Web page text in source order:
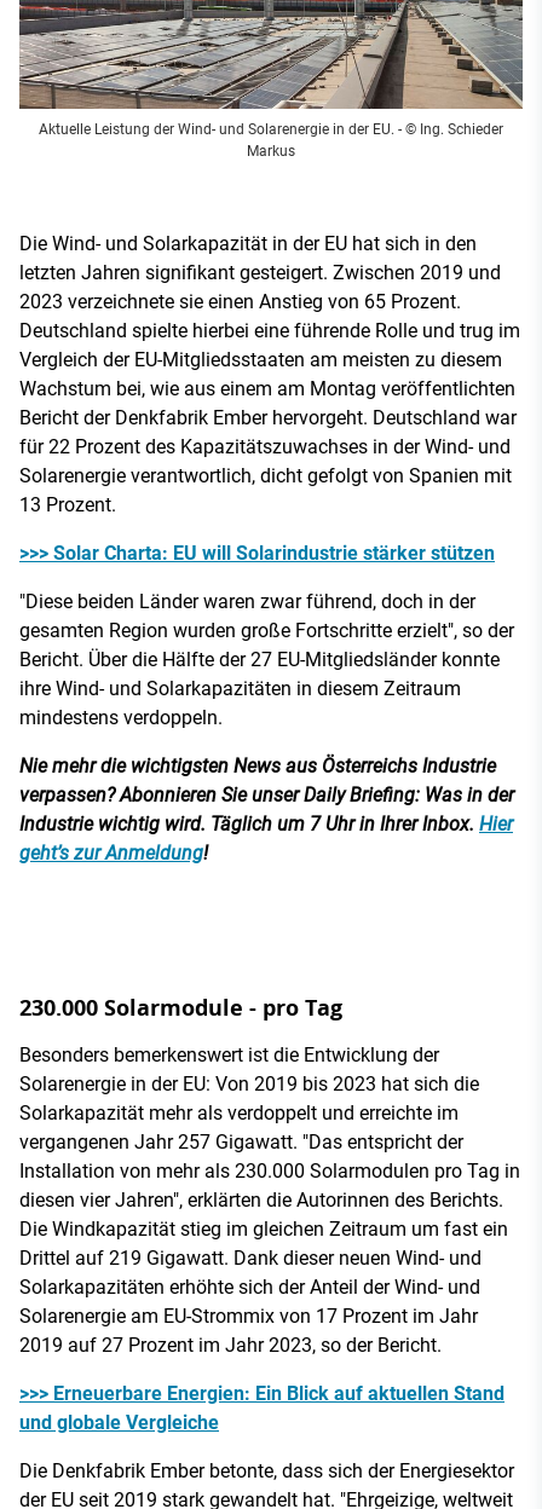
Aktuelle Leistung der Wind- und Solarenergie in der EU. - © Ing. Schieder
Markus
Die Wind- und Solarkapazität in der EU hat sich in den
letzten Jahren signifikant gesteigert. Zwischen 2019 und
2023 verzeichnete sie einen Anstieg von 65 Prozent.
Deutschland spielte hierbei eine führende Rolle und trug im
Vergleich der EU-Mitgliedsstaaten am meisten zu diesem
Wachstum bei, wie aus einem am Montag veröffentlichten
Bericht der Denkfabrik Ember hervorgeht. Deutschland war
für 22 Prozent des Kapazitätszuwachses in der Wind- und
Solarenergie verantwortlich, dicht gefolgt von Spanien mit
13 Prozent.
>>> Solar Charta: EU will Solarindustrie stärker stützen
"Diese beiden Länder waren zwar führend, doch in der
gesamten Region wurden große Fortschritte erzielt", so der
Bericht. Über die Hälfte der 27 EU-Mitgliedsländer konnte
ihre Wind- und Solarkapazitäten in diesem Zeitraum
mindestens verdoppeln.
Nie mehr die wichtigsten News aus Österreichs Industrie
verpassen? Abonnieren Sie unser Daily Briefing: Was in der
Industrie wichtig wird. Täglich um 7 Uhr in Ihrer Inbox. Hier
geht’s zur Anmeldung!
230.000 Solarmodule - pro Tag
Besonders bemerkenswert ist die Entwicklung der
Solarenergie in der EU: Von 2019 bis 2023 hat sich die
Solarkapazität mehr als verdoppelt und erreichte im
vergangenen Jahr 257 Gigawatt. "Das entspricht der
Installation von mehr als 230.000 Solarmodulen pro Tag in
diesen vier Jahren", erklärten die Autorinnen des Berichts.
Die Windkapazität stieg im gleichen Zeitraum um fast ein
Drittel auf 219 Gigawatt. Dank dieser neuen Wind- und
Solarkapazitäten erhöhte sich der Anteil der Wind- und
Solarenergie am EU-Strommix von 17 Prozent im Jahr
2019 auf 27 Prozent im Jahr 2023, so der Bericht.
>>> Erneuerbare Energien: Ein Blick auf aktuellen Stand
und globale Vergleiche
Die Denkfabrik Ember betonte, dass sich der Energiesektor
der EU seit 2019 stark gewandelt hat. "Ehrgeizige, weltweit